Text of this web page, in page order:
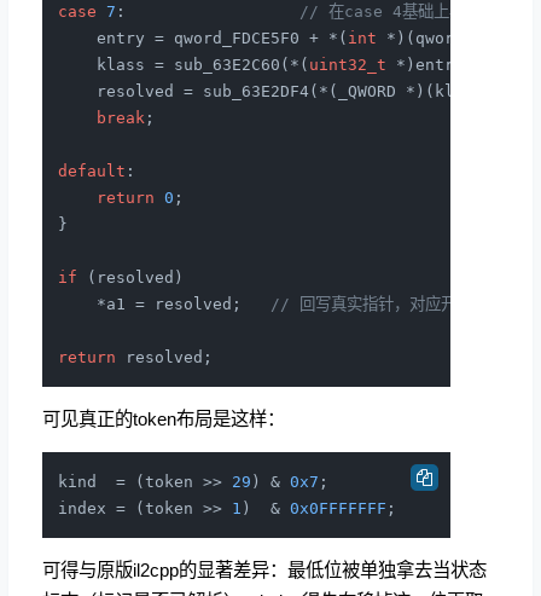
case 7 : // 在case 4基础上再解一层成
    entry = qword_FDCE5F0 + *(
int
    klass = sub_63E2C60(*(
uint32_t *)entry,
    resolved = sub_63E2DF4(*(_QWORD *)(klass +
break;
default :
return 0 ;
}
if (resolved)
    *a1 = resolved;
// 回写真实指针，对应开头直接返回
return
可见真正的token布局是这样：
kind  = (token >> 29) & 0x7 ;
index = (token >> 1)  & 0x0FFFFFFF
可得与原版il2cpp的显著差异：最低位被单独拿去当状态